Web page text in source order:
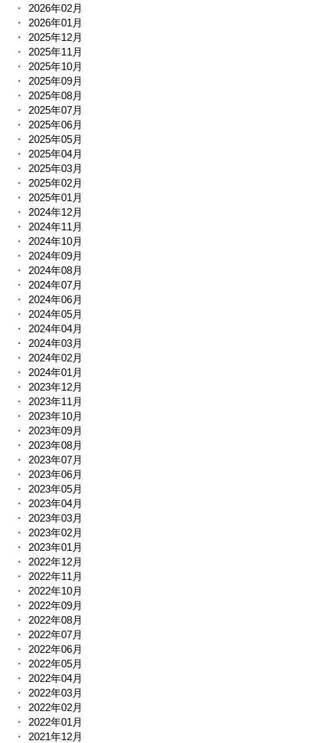
2026年02月
2026年01月
2025年12月
2025年11月
2025年10月
2025年09月
2025年08月
2025年07月
2025年06月
2025年05月
2025年04月
2025年03月
2025年02月
2025年01月
2024年12月
2024年11月
2024年10月
2024年09月
2024年08月
2024年07月
2024年06月
2024年05月
2024年04月
2024年03月
2024年02月
2024年01月
2023年12月
2023年11月
2023年10月
2023年09月
2023年08月
2023年07月
2023年06月
2023年05月
2023年04月
2023年03月
2023年02月
2023年01月
2022年12月
2022年11月
2022年10月
2022年09月
2022年08月
2022年07月
2022年06月
2022年05月
2022年04月
2022年03月
2022年02月
2022年01月
2021年12月